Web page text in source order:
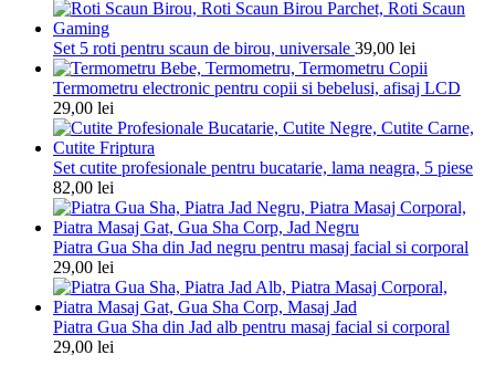
Set 5 roti pentru scaun de birou, universale 39,00 lei
Termometru electronic pentru copii si bebelusi, afisaj LCD
29,00 lei
Set cutite profesionale pentru bucatarie, lama neagra, 5 piese
82,00 lei
Piatra Gua Sha din Jad negru pentru masaj facial si corporal
29,00 lei
Piatra Gua Sha din Jad alb pentru masaj facial si corporal
29,00 lei